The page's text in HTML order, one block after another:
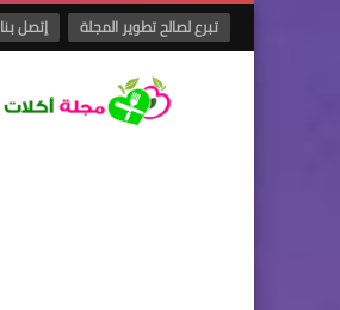
تبرع لصالح تطوير المجلة إتصل بنا